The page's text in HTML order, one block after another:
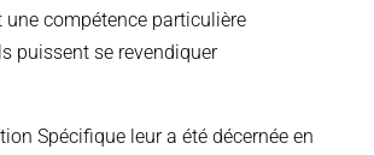
une compétence particulière
puissent se revendiquer
Spécifique leur a été décernée en